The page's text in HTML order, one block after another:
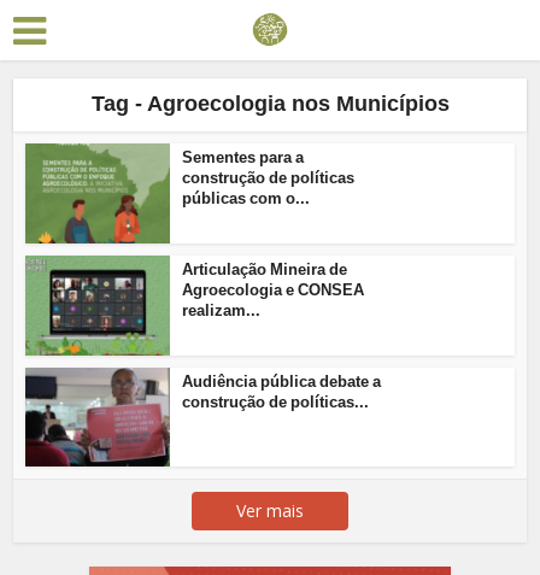
Tag - Agroecologia nos Municípios
Sementes para a
construção de políticas
públicas com o...
Articulação Mineira de
Agroecologia e CONSEA
realizam...
Audiência pública debate a
construção de políticas...
Ver mais